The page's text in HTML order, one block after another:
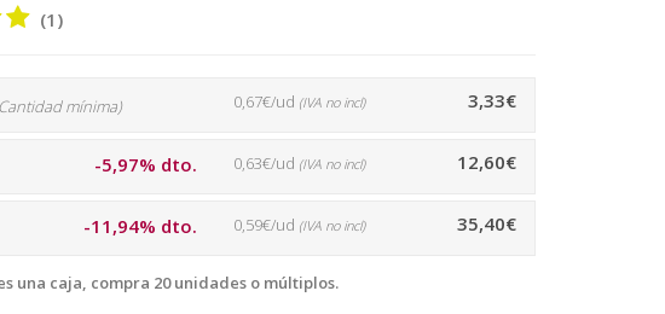
(1)
mínima) 3,33€
0,67€/ud (IVA no incl)
-5,97% dto. 12,60€
0,63€/ud (IVA no incl)
-11,94% dto. 35,40€
0,59€/ud (IVA no incl)
una caja, compra 20 unidades o múltiplos.